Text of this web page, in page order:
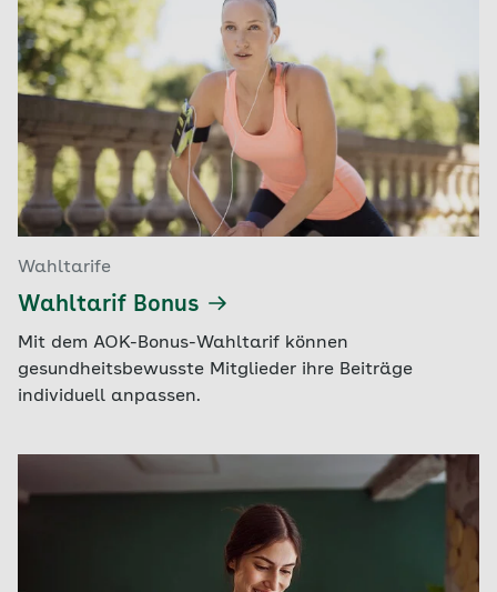
Wahltarife
Wahltarif Bonus
Mit dem AOK-Bonus-Wahltarif können
gesundheitsbewusste Mitglieder ihre Beiträge
individuell anpassen.